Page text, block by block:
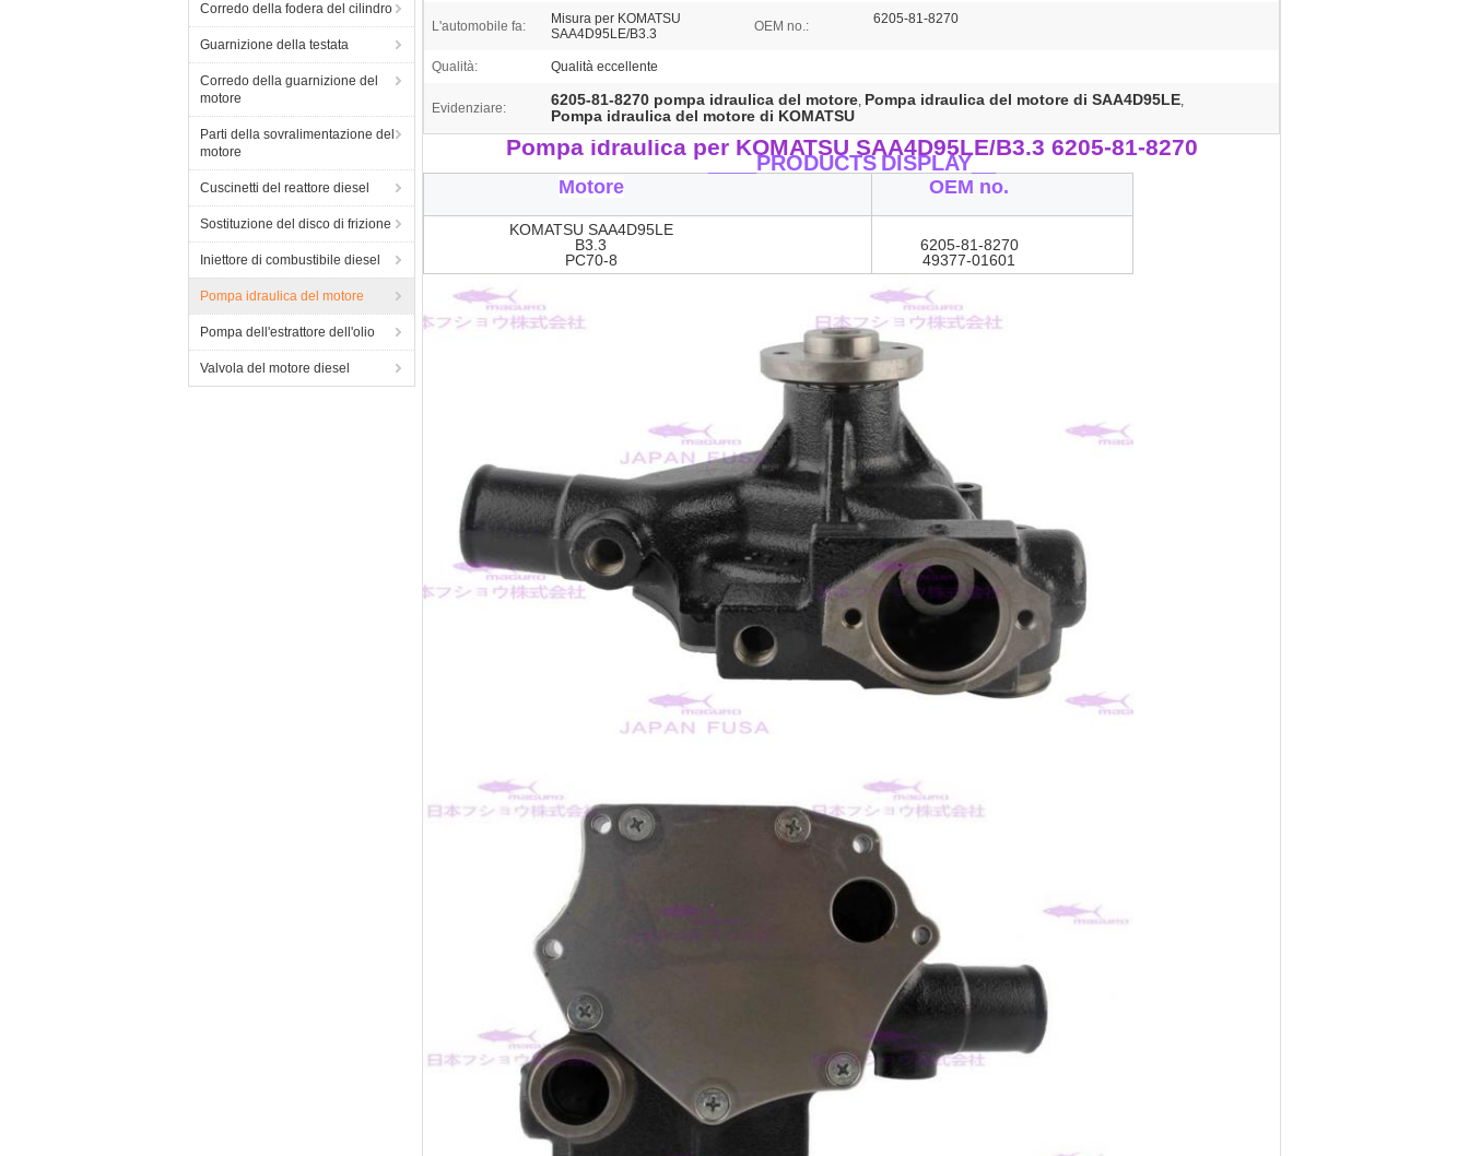
Corredo della fodera del cilindro
Guarnizione della testata
Corredo della guarnizione del
motore
Parti della sovralimentazione del
motore
Cuscinetti del reattore diesel
Sostituzione del disco di frizione
Iniettore di combustibile diesel
Pompa idraulica del motore
Pompa dell'estrattore dell'olio
Valvola del motore diesel
L'automobile fa:
Misura per KOMATSU
SAA4D95LE/B3.3
OEM no.: 6205-81-8270
Qualità: Qualità eccellente
Evidenziare: 6205-81-8270 pompa idraulica del motore, Pompa idraulica del motore di SAA4D95LE,
Pompa idraulica del motore di KOMATSU
Pompa idraulica per KOMATSU SAA4D95LE/B3.3 6205-81-8270
____PRODUCTS DISPLAY__
Motore OEM no.
KOMATSU SAA4D95LE
B3.3
PC70-8
6205-81-8270
49377-01601